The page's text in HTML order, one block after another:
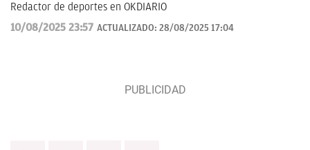
Redactor de deportes en OKDIARIO
10/08/2025 23:57 ACTUALIZADO: 28/08/2025 17:04